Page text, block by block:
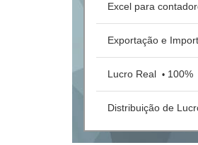
Excel para
Exportação e
Lucro Real • 100%
Distribuição de